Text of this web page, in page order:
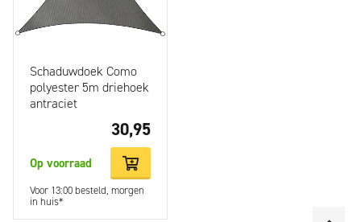
Schaduwdoek Como
polyester 5m driehoek
antraciet
30,95
Op voorraad
Voor 13:00 besteld, morgen
in huis*